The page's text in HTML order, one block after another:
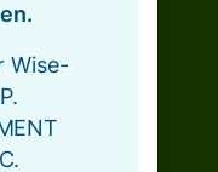
Wise-